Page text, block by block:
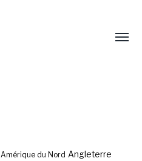
Amérique du Nord Angleterre